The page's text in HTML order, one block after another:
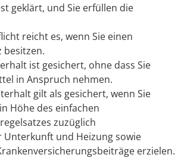
geklärt, und Sie erfüllen die
reicht es, wenn Sie einen
besitzen.
ist gesichert, ohne dass Sie
in Anspruch nehmen.
gilt als gesichert, wenn Sie
Höhe des einfachen
tzes zuzüglich
Unterkunft und Heizung sowie
erzielen.